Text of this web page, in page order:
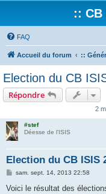
:: CB
FAQ
Accueil du forum ::
Election du CB
Répondre
2
#stef
Déesse de l'ISIS
Election du CB ISIS
M
s
sam. sept. 14, 2013 22:58
Voici le résultat des